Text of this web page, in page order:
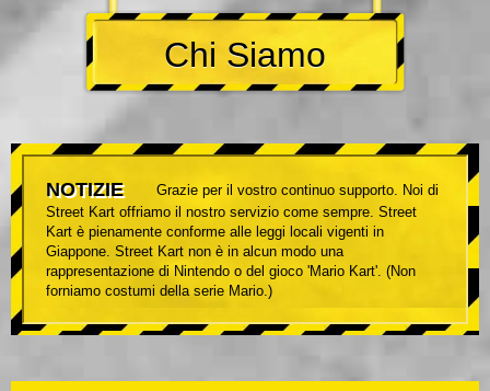
Chi Siamo
NOTIZIE
Grazie per il vostro continuo supporto. Noi di
Street Kart offriamo il nostro servizio come sempre. Street
Kart è pienamente conforme alle leggi locali vigenti in
Giappone. Street Kart non è in alcun modo una
rappresentazione di Nintendo o del gioco 'Mario Kart'. (Non
forniamo costumi della serie Mario.)